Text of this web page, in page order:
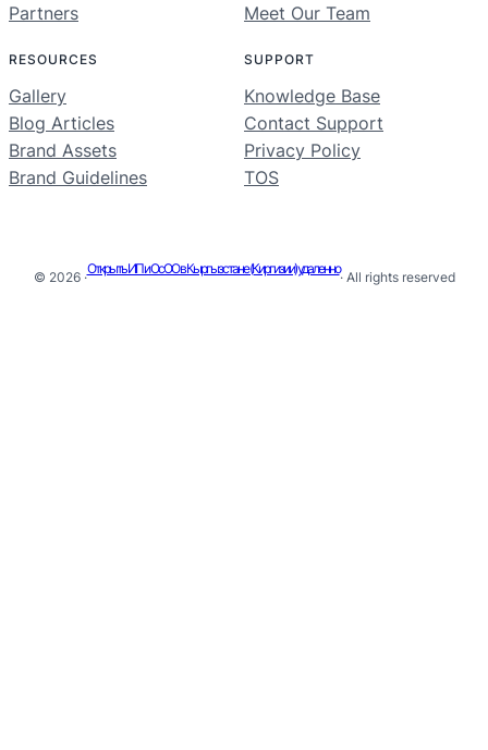
Partners
Meet Our Team
RESOURCES
Gallery
Blog Articles
Brand Assets
Brand Guidelines
SUPPORT
Knowledge Base
Contact Support
Privacy Policy
TOS
© 2026 ·
Открыть ИП и ОсОО в Кыргызстане (Киргизии) удаленно
· All rights reserved